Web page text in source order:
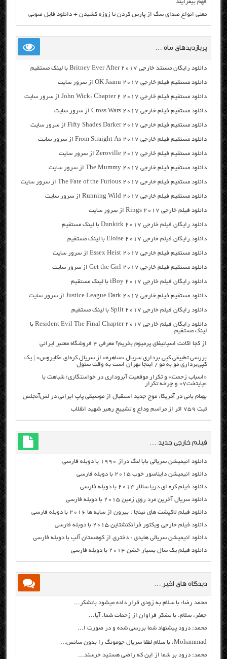
فهم بیفزایند
معنی انواع صدای سگ از پارس کردن تا زوزه کشیدن + دانلود فایل صوتی
پربازدیدهای ماه …
دانلود رایگان مسنتد خارجی Britney Ever After 2017 با لینک مستقیم
دانلود مستقیم فیلم خارجی OK Jaanu 2017 از سرور سایت
دانلود مستقیم فیلم خارجی John Wick: Chapter 2 2017 از سرور سایت
دانلود مستقیم فیلم خارجی Cross Wars 2017 از سرور سایت
دانلود مستقیم فیلم خارجی Fifty Shades Darker 2017 از سرور سایت
دانلود مستقیم فیلم خارجی From Straight As 2017 از سرور سایت
دانلود مستقیم فیلم خارجی Zeroville 2017 از سرور سایت
دانلود مستقیم فیلم خارجی The Mummy 2017 از سرور سایت
دانلود مستقیم فیلم خارجی The Fate of the Furious 2017 از سرور سایت
دانلود مستقیم فیلم خارجی Running Wild 2017 از سرور سایت
دانلود فیلم خارجی Rings 2017 از سرور سایت
دانلود رایگان فیلم خارجی Dunkirk 2017 با لینک مستقیم
دانلود رایگان فیلم خارجی Eloise 2017 با لینک مستقیم
دانلود مستقیم فیلم خارجی Essex Heist 2017 از سرور سایت
دانلود مستقیم فیلم خارجی Get the Girl 2017 از سرور سایت
دانلود رایگان فیلم خارجی iBoy 2017 با لینک مستقیم
دانلود مستقیم فیلم خارجی Justice League Dark 2017 از سرور سایت
دانلود رایگان فیلم خارجی Split 2017 با لینک مستقیم
دانلود رایگان فیلم خارجی Resident Evil The Final Chapter 2017 با
لینک مستقیم
از کجا اکانت اسپاتیفای پرمیوم بخریم؟ معرفی ۴ فروشگاه معتبر ایرانی
بررسی تطبیقی کپی برداری سریال «ساهره» از سریال کره‌ای «کایروس» | یک
کپی‌برداری مو به مو / اینجا تهران است به وقت سئول
«اسباب زحمت» و تکرار موقعیت آبروداری در خواستگاری؛ شباهت با
«پایتخت۷» و چرخه تکرار
بهنام بانی در آمریکا: موج جدید استقبال از موسیقی پاپ ایرانی در لس‌آنجلس
ثبت ۷۵۹ اثر از مراسم وداع و تشییع رهبر شهید انقلاب
فیلم خارجی جدید …
دانلود انیمیشن سریالی بابا لنگ دراز ۱۹۹۰ با دوبله فارسی
دانلود انیمیشن دایناسور خوب ۲۰۱۵ با دوبله فارسی
دانلود فیلم کره ای دریا سالار ۲۰۱۴ با دوبله فارسی
دانلود سریال آخرین مرد روی زمین ۲۰۱۵ با دوبله فارسی
دانلود فیلم لاکپشت های نینجا : بیرون از سایه ها ۲۰۱۶ با دوبله فارسی
دانلود فیلم خارجی ویکتور فرانکنشتاین ۲۰۱۵ با دوبله فارسی
دانلود انیمیشن سریالی هایدی : دختری از کوهستان آلپ با دوبله فارسی
دانلود فیلم یک سال بسیار خشن ۲۰۱۴ با دوبله فارسی
دیدگاه های اخیر …
محمد رضا: با سلام به زودی قرار داده میشود باتشکر...
جعفر: سلام. با تشکر فراوان از زحمات شما. آیا...
محمد: درود پیشنهاد شما بررسی شده و در صورت ا...
Mohammad: با سلام لطفا سریال جومونگ را بدون سانس...
محمد: درود بر شما از این که راضی هستید خرسند...